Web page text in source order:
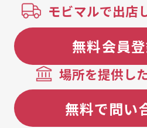
モビマルで出店
無料会員
場所を提供し
無料で問い